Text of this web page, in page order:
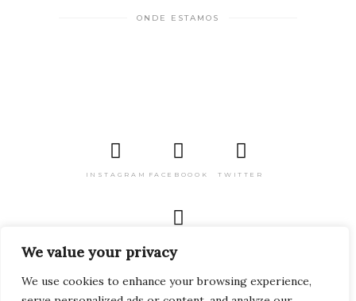
We value your privacy
We use cookies to enhance your browsing experience,
ONDE ESTAMOS
INSTAGRAM FACEBOOOK TWITTER